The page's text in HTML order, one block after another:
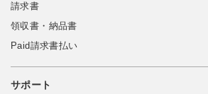
請求書
領収書・納品書
Paid請求書払い
サポート